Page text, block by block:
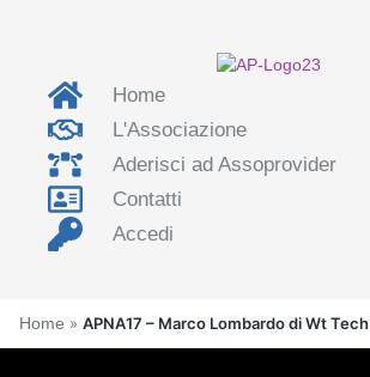
Home
L'Associazione
Aderisci ad Assoprovider
Contatti
Accedi
Home » APNA17 – Marco Lombardo di Wt Tech